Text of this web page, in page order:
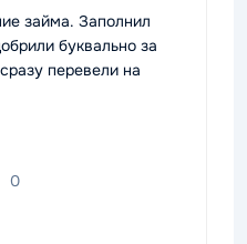
займа. Заполнил
буквально за
перевели на
0